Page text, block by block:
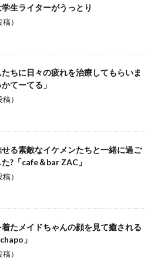
生ライターがうっとり
）
ちに日々の疲れを治療してもらいま
てーてる」
）
る素敵なイケメンたちと一緒に過ご
?「cafe＆bar ZAC」
）
たメイドちゃんの顔を見て癒される
」
）